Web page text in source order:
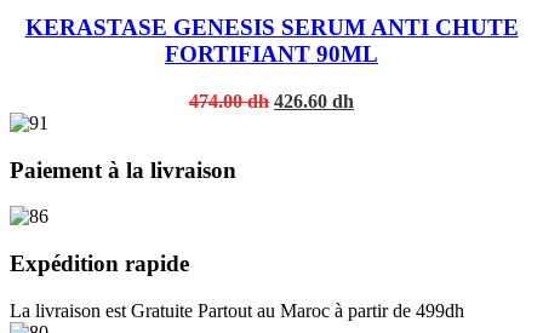
KERASTASE GENESIS SERUM ANTI CHUTE
FORTIFIANT 90ML
474.00dh Original
426.60 dh
Paiement à la livraison
Expédition rapide
La livraison est Gratuite Partout au Maroc à partir de 499dh